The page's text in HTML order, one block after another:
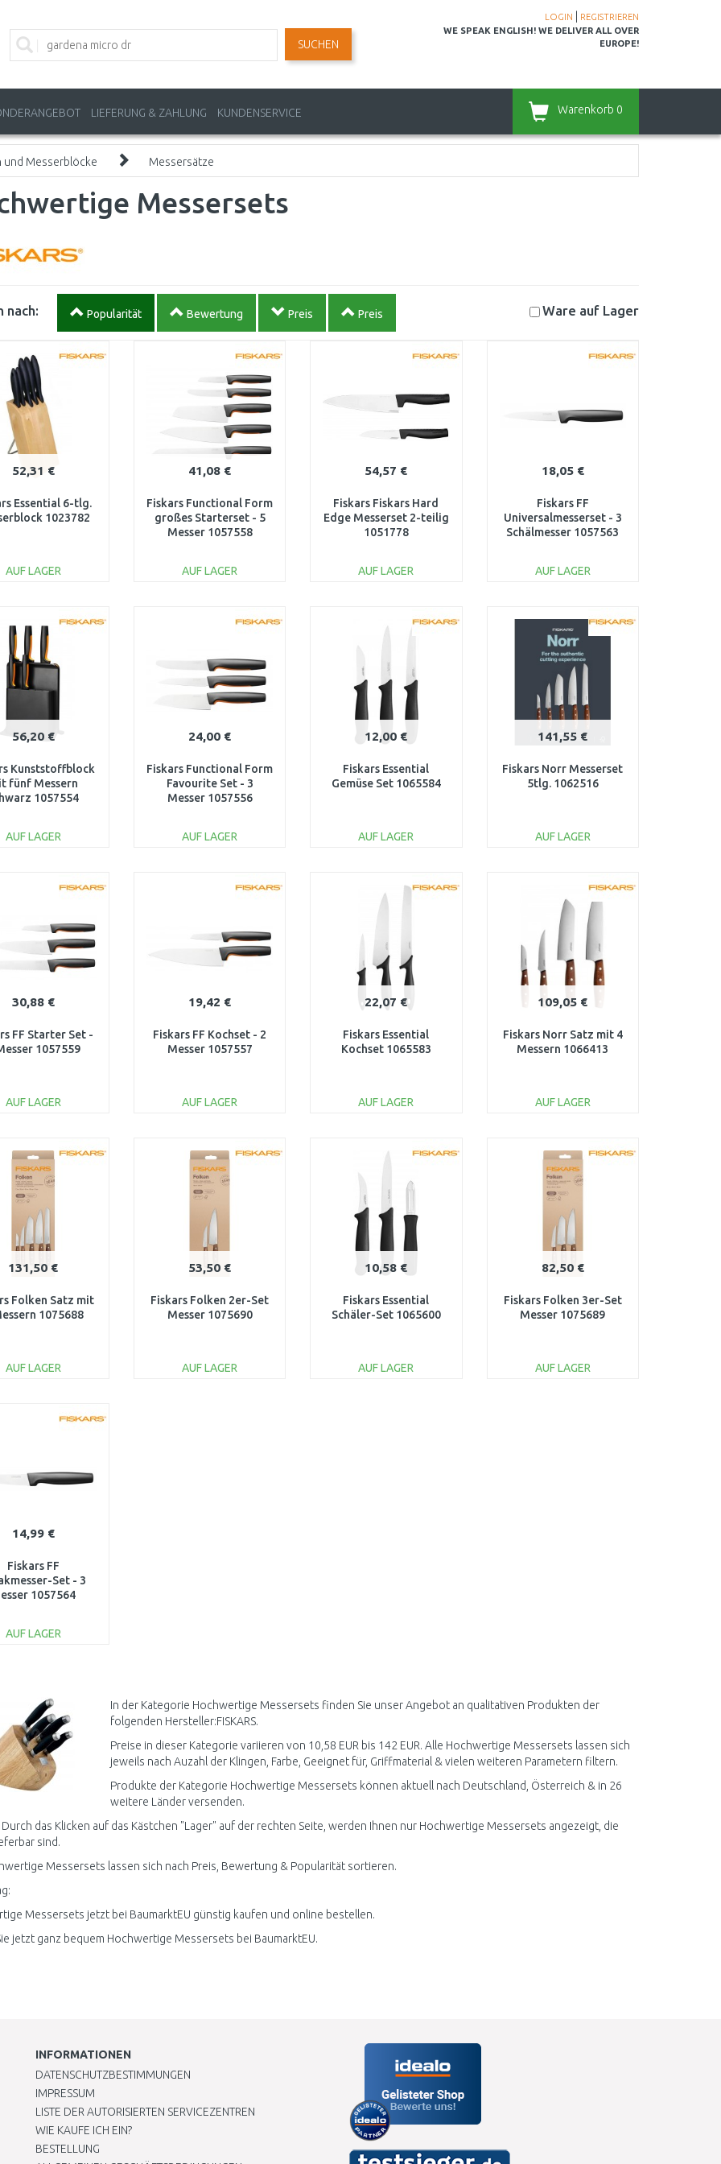
LOGIN
REGISTRIEREN
WE SPEAK ENGLISH! WE DELIVER ALL OVER
EUROPE!
SUCHEN
LIEFERUNG & ZAHLUNG KUNDENSERVICE Warenkorb 0
und Messerblöcke Messersätze
Messersets
nach: Popularität Bewertung Preis Preis Ware auf Lager
52,31 €
Essential 6-tlg.
1023782
AUF LAGER
Vergleichen
41,08 €
Fiskars Functional Form
großes Starterset - 5
Messer 1057558
AUF LAGER
54,57 €
Fiskars Fiskars Hard
Edge Messerset 2-teilig
1051778
AUF LAGER
18,05 €
Fiskars FF
Universalmesserset - 3
Schälmesser 1057563
AUF LAGER
Vergleichen
56,20 €
Kunststoffblock
fünf Messern
1057554
AUF LAGER
24,00 €
Fiskars Functional Form
Favourite Set - 3
Messer 1057556
AUF LAGER
12,00 €
Fiskars Essential
Gemüse Set 1065584
AUF LAGER
Vergleichen
141,55 €
Fiskars Norr Messerset
5tlg. 1062516
AUF LAGER
Vergleichen
30,88 €
FF Starter Set -
1057559
AUF LAGER
Vergleichen
19,42 €
Fiskars FF Kochset - 2
Messer 1057557
AUF LAGER
Vergleichen
22,07 €
Fiskars Essential
Kochset 1065583
AUF LAGER
109,05 €
Fiskars Norr Satz mit 4
Messern 1066413
AUF LAGER
Vergleichen
131,50 €
Folken Satz mit
1075688
AUF LAGER
53,50 €
Fiskars Folken 2er-Set
Messer 1075690
AUF LAGER
10,58 €
Fiskars Essential
Schäler-Set 1065600
AUF LAGER
82,50 €
Fiskars Folken 3er-Set
Messer 1075689
AUF LAGER
14,99 €
Fiskars FF
Set - 3
1057564
AUF LAGER
Vergleichen
In der Kategorie Hochwertige Messersets finden Sie unser Angebot an qualitativen Produkten der
folgenden Hersteller:FISKARS.
Preise in dieser Kategorie variieren von 10,58 EUR bis 142 EUR. Alle Hochwertige Messersets lassen sich
jeweils nach Auzahl der Klingen, Farbe, Geeignet für, Griffmaterial & vielen weiteren Parametern filtern.
Produkte der Kategorie Hochwertige Messersets können aktuell nach Deutschland, Österreich & in 26
weitere Länder versenden.
Durch das Klicken auf das Kästchen "Lager" auf der rechten Seite, werden Ihnen nur Hochwertige Messersets angezeigt, die
sind.
Messersets lassen sich nach Preis, Bewertung & Popularität sortieren.
Messersets jetzt bei BaumarktEU günstig kaufen und online bestellen.
jetzt ganz bequem Hochwertige Messersets bei BaumarktEU.
INFORMATIONEN
DATENSCHUTZBESTIMMUNGEN
IMPRESSUM
LISTE DER AUTORISIERTEN SERVICEZENTREN
WIE KAUFE ICH EIN?
BESTELLUNG